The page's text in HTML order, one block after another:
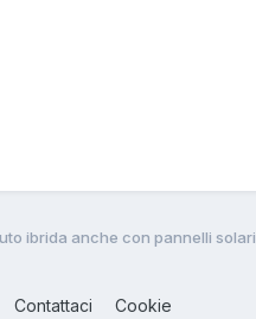
ibrida anche con pannelli solari
Contattaci Cookie